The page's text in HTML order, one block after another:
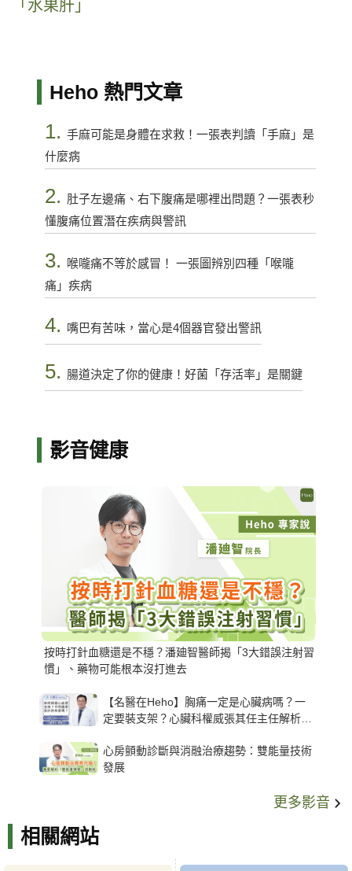
「水果肝」
Heho 熱門文章
1. 手麻可能是身體在求救！一張表判讀「手麻」是
什麼病
2. 肚子左邊痛、右下腹痛是哪裡出問題？一張表秒
懂腹痛位置潛在疾病與警訊
3. 喉嚨痛不等於感冒！ 一張圖辨別四種「喉嚨
痛」疾病
4. 嘴巴有苦味，當心是4個器官發出警訊
5. 腸道決定了你的健康！好菌「存活率」是關鍵
影音健康
按時打針血糖還是不穩？潘廸智醫師揭「3大錯誤注射習
慣」、藥物可能根本沒打進去
【名醫在Heho】胸痛一定是心臟病嗎？一
定要裝支架？心臟科權威張其任主任解析支
心房顫動診斷與消融治療趨勢：雙能量技術
發展
更多影音
相關網站